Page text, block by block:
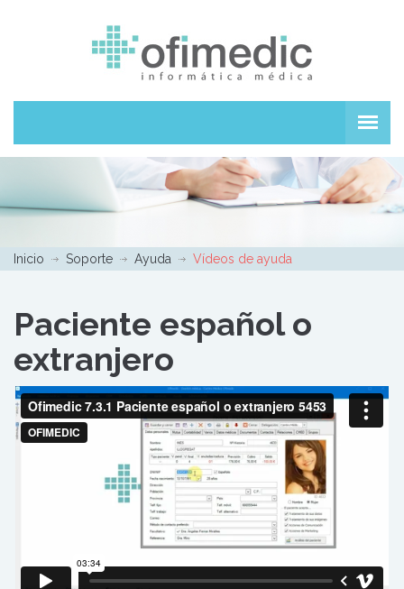
Inicio Soporte Ayuda Vídeos de ayuda
Paciente español o
extranjero